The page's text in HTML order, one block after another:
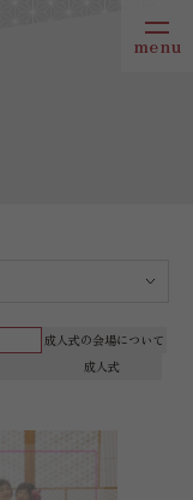
成人式の会場について
成人式